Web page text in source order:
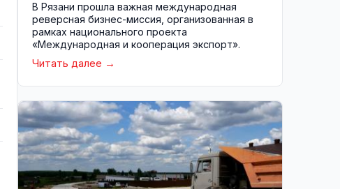
В Рязани прошла важная международная
реверсная бизнес-миссия, организованная в
рамках национального проекта
«Международная и кооперация экспорт».
Читать далее